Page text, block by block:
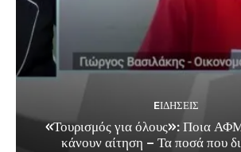
EΙΔΗΣΕΙΣ
«Τουρισμός για όλους»: Ποια
κάνουν αίτηση – Τα ποσά που